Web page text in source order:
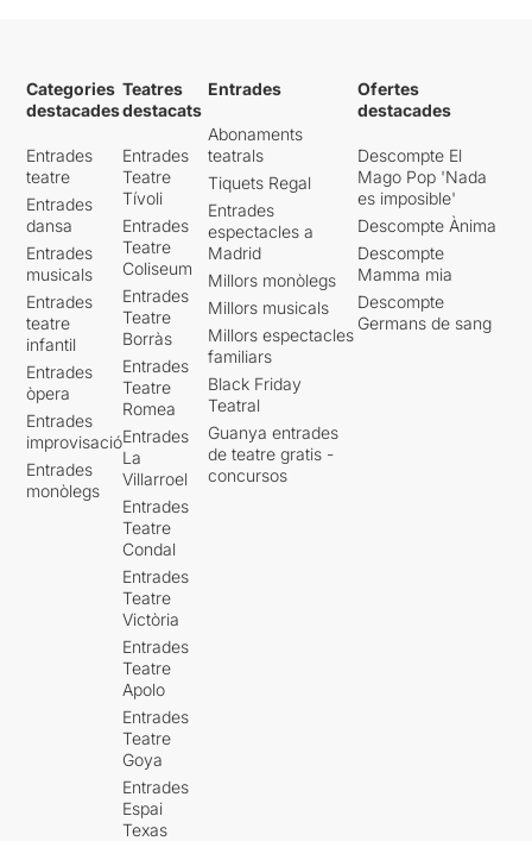
Categories
destacades
Entrades
teatre
Entrades
dansa
Entrades
musicals
Entrades
teatre
infantil
Entrades
òpera
Entrades
improvisació
Entrades
monòlegs
Teatres
destacats
Entrades
Teatre
Tívoli
Entrades
Teatre
Coliseum
Entrades
Teatre
Borràs
Entrades
Teatre
Romea
Entrades
La
Villarroel
Entrades
Teatre
Condal
Entrades
Teatre
Victòria
Entrades
Teatre
Apolo
Entrades
Teatre
Goya
Entrades
Espai
Texas
Entrades
Abonaments
teatrals
Tiquets Regal
Entrades
espectacles a
Madrid
Millors monòlegs
Millors musicals
Millors espectacles
familiars
Black Friday
Teatral
Guanya entrades
de teatre gratis -
concursos
Ofertes
destacades
Descompte El
Mago Pop 'Nada
es imposible'
Descompte Ànima
Descompte
Mamma mia
Descompte
Germans de sang